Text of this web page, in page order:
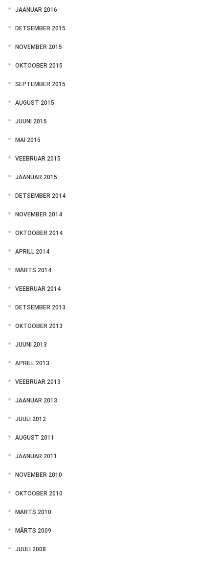
JAANUAR 2016
DETSEMBER 2015
NOVEMBER 2015
OKTOOBER 2015
SEPTEMBER 2015
AUGUST 2015
JUUNI 2015
MAI 2015
VEEBRUAR 2015
JAANUAR 2015
DETSEMBER 2014
NOVEMBER 2014
OKTOOBER 2014
APRILL 2014
MÄRTS 2014
VEEBRUAR 2014
DETSEMBER 2013
OKTOOBER 2013
JUUNI 2013
APRILL 2013
VEEBRUAR 2013
JAANUAR 2013
JUULI 2012
AUGUST 2011
JAANUAR 2011
NOVEMBER 2010
OKTOOBER 2010
MÄRTS 2010
MÄRTS 2009
JUULI 2008